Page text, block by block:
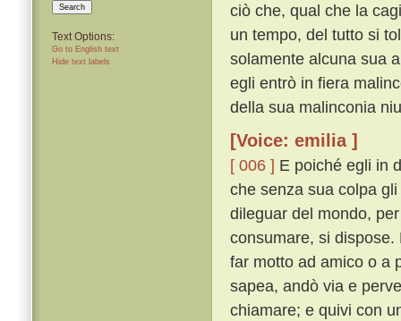
Search
Text Options:
Go to English text
Hide text labels
ciò che, qual che la
un tempo, del tutto si
solamente alcuna sua
egli entrò in fiera
della sua malinconia
[Voice: emilia ]
[ 006 ] E poiché egli in
che senza sua colpa
dileguar del mondo,
consumare, si
far motto ad amico o a
sapea, andò via e
chiamare; e quivi con